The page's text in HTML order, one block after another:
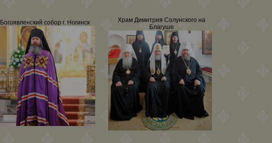
Богоявленский собор г. Ногинск
Храм Димитрия Солунского на
Благуше